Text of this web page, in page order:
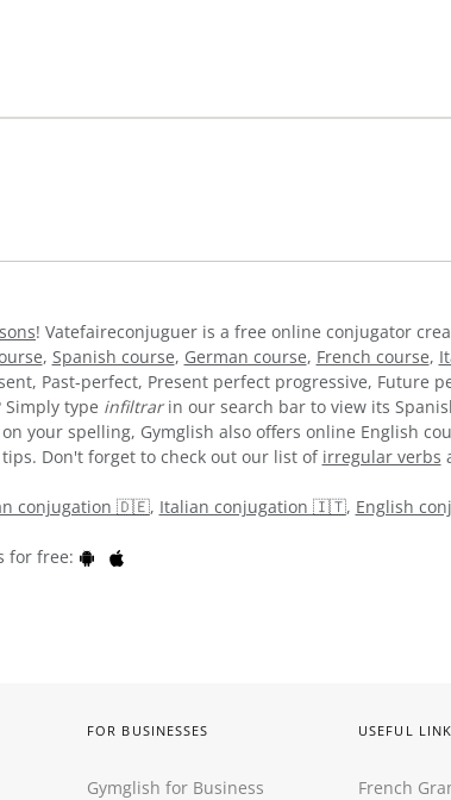
! Vatefaireconjuguer is a free online conjugator
, Spanish course, German course, French course,
Past-perfect, Present perfect progressive, Future
Simply type infiltrarin our search bar to view its
your spelling, Gymglish also offers online English
Don't forget to check out our list of irregular verbs
conjugation 🇩🇪, Italian conjugation 🇮🇹, English
for free:
FOR BUSINESSES
Gymglish for Business
USEFUL
French